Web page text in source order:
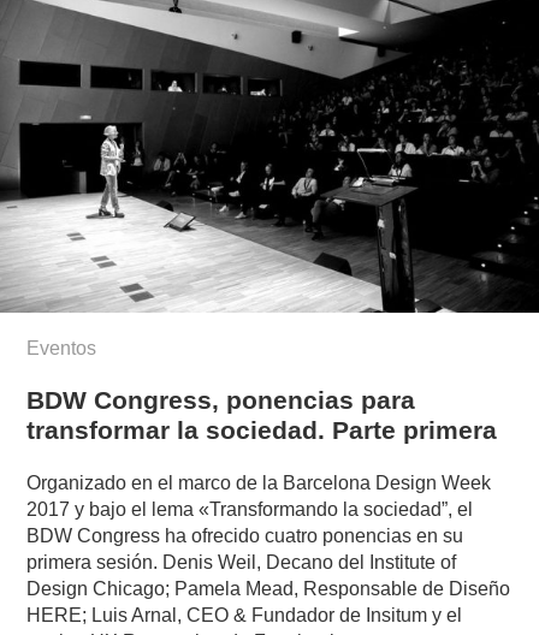
Eventos
BDW Congress, ponencias para
transformar la sociedad. Parte primera
Organizado en el marco de la Barcelona Design Week
2017 y bajo el lema «Transformando la sociedad”, el
BDW Congress ha ofrecido cuatro ponencias en su
primera sesión. Denis Weil, Decano del Institute of
Design Chicago; Pamela Mead, Responsable de Diseño
HERE; Luis Arnal, CEO & Fundador de Insitum y el